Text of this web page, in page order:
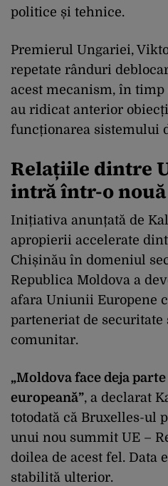
politice și tehnice.
Premierul Ungariei,
repetate rânduri
acest mecanism, în
au ridicat anterior
funcționarea sistemului
Relațiile dintre
intră într-o nouă
Inițiativa anunțată de
apropierii accelerate
Chișinău în domeniul
Republica Moldova a
afara Uniunii Europene
parteneriat de securitate
comunitar.
„Moldova face deja
europeană”, a declarat
totodată că Bruxelles-ul
unui nou summit UE –
doilea de acest fel. Data
stabilită ulterior.